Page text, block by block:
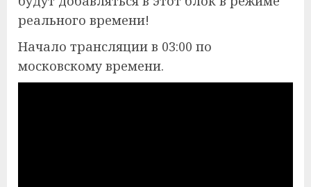
реального времени!
Начало трансляции в 03:00 по
московскому времени.